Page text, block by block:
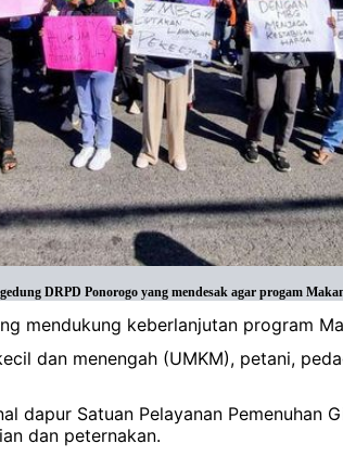
DRPD Ponorogo yang mendesak agar progam
mendukung keberlanjutan program
dan menengah (UMKM), petani,
dapur Satuan Pelayanan Pemenuhan
dan peternakan.